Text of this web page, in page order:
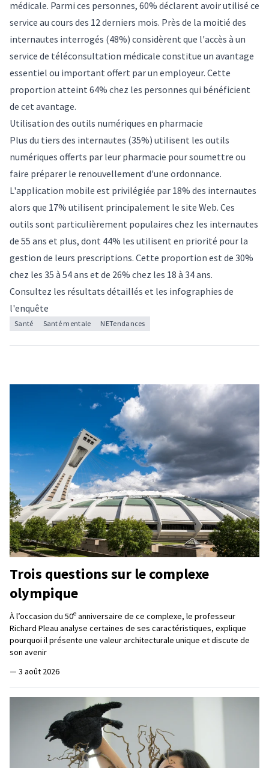
médicale. Parmi ces personnes, 60% déclarent avoir utilisé ce
service au cours des 12 derniers mois. Près de la moitié des
internautes interrogés (48%) considèrent que l'accès à un
service de téléconsultation médicale constitue un avantage
essentiel ou important offert par un employeur. Cette
proportion atteint 64% chez les personnes qui bénéficient
de cet avantage.
Utilisation des outils numériques en pharmacie
Plus du tiers des internautes (35%) utilisent les outils
numériques offerts par leur pharmacie pour soumettre ou
faire préparer le renouvellement d'une ordonnance.
L'application mobile est privilégiée par 18% des internautes
alors que 17% utilisent principalement le site Web. Ces
outils sont particulièrement populaires chez les internautes
de 55 ans et plus, dont 44% les utilisent en priorité pour la
gestion de leurs prescriptions. Cette proportion est de 30%
chez les 35 à 54 ans et de 26% chez les 18 à 34 ans.
Consultez les résultats détaillés et les infographies de
l'enquête
Santé Santé mentale NETendances
Trois questions sur le complexe
olympique
À l’occasion du 50e anniversaire de ce complexe, le professeur
Richard Pleau analyse certaines de ses caractéristiques, explique
pourquoi il présente une valeur architecturale unique et discute de
son avenir
— 3 août 2026